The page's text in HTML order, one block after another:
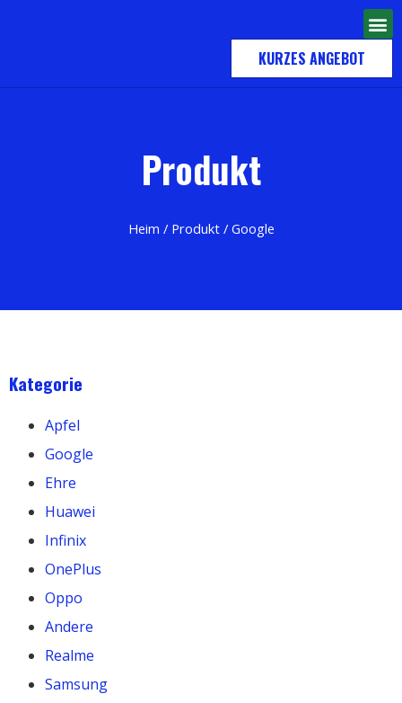
KURZES ANGEBOT
Produkt
Heim / Produkt/ Google
Kategorie
Apfel
Google
Ehre
Huawei
Infinix
OnePlus
Oppo
Andere
Realme
Samsung